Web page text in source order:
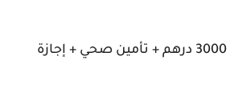
الراتب: 2000 درهم - 3000 درهم + تأمين صحي + إجازة